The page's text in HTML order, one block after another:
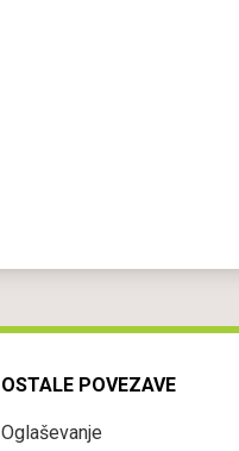
OSTALE POVEZAVE
Oglaševanje